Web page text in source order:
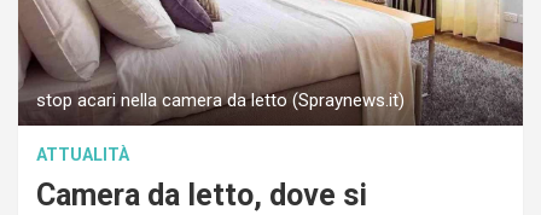
stop acari nella camera da letto (Spraynews.it)
ATTUALITÀ
Camera da letto, dove si